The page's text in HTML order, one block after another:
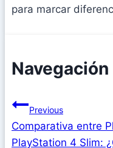
para marcar
Previous
Comparativa entre
PlayStation 4 Slim: